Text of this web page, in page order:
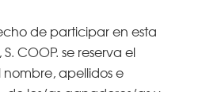
de participar en esta
COOP. se reserva el
apellidos e